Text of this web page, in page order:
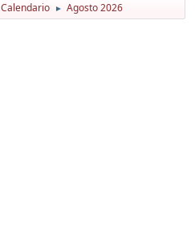
Calendario ► Agosto 2026